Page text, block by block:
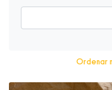
Ordenar